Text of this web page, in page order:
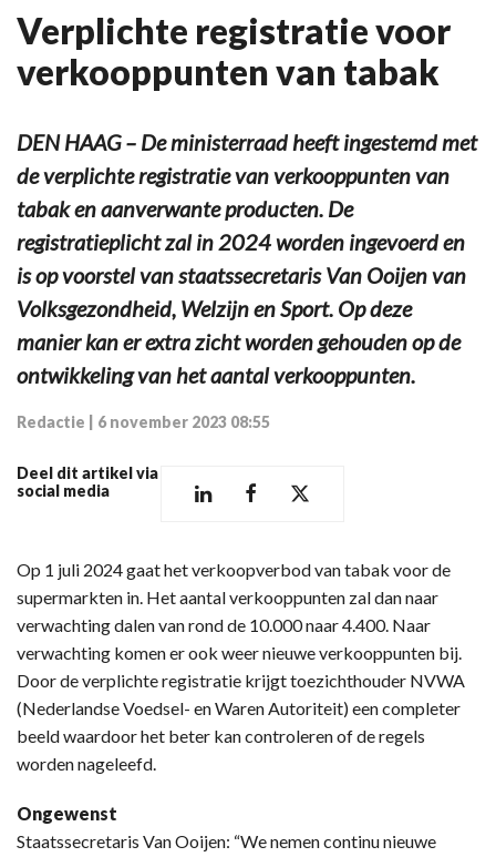
Verplichte registratie voor
verkooppunten van tabak
DEN HAAG – De ministerraad heeft ingestemd met
de verplichte registratie van verkooppunten van
tabak en aanverwante producten. De
registratieplicht zal in 2024 worden ingevoerd en
is op voorstel van staatssecretaris Van Ooijen van
Volksgezondheid, Welzijn en Sport. Op deze
manier kan er extra zicht worden gehouden op de
ontwikkeling van het aantal verkooppunten.
Redactie 6 november 2023 08:55
Deel dit artikel via
social media
Op 1 juli 2024 gaat het verkoopverbod van tabak voor de
supermarkten in. Het aantal verkooppunten zal dan naar
verwachting dalen van rond de 10.000 naar 4.400. Naar
verwachting komen er ook weer nieuwe verkooppunten bij.
Door de verplichte registratie krijgt toezichthouder NVWA
(Nederlandse Voedsel- en Waren Autoriteit) een completer
beeld waardoor het beter kan controleren of de regels
worden nageleefd.
Ongewenst
Staatssecretaris Van Ooijen: “We nemen continu nieuwe